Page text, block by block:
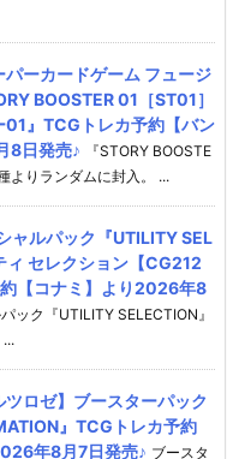
パーカードゲーム フュージ
BOOSTER 01［ST01］
01』TCGトレカ予約【バン
8日発売♪
『STORY BOOSTE
よりランダムに封入。 ...
ャルパック『UTILITY SEL
ィ セレクション【CG212
【コナミ】より2026年8
ック『UTILITY SELECTION』
ツロゼ】ブースターパック
』TCGトレカ予約
年8月7日発売♪ ブースタ